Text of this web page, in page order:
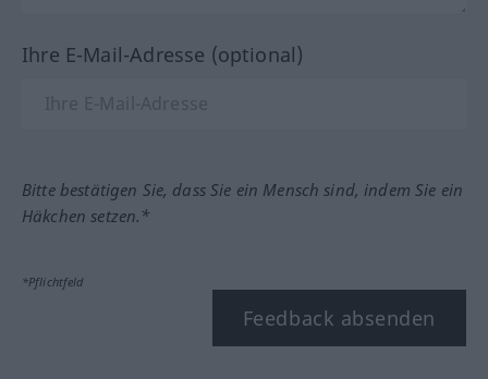
Ihre E-Mail-Adresse (optional)
Bitte bestätigen Sie, dass Sie ein Mensch sind, indem Sie ein
Häkchen setzen.*
*Pflichtfeld
Feedback absenden